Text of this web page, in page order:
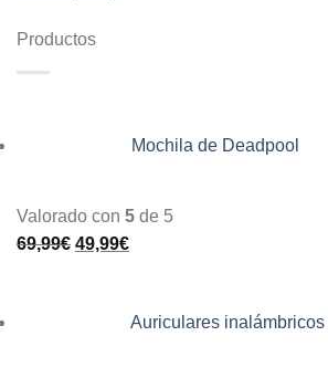
Productos
Mochila de Deadpool
Valorado con 5 de 5
69,99€ 49,99€
Auriculares inalámbricos